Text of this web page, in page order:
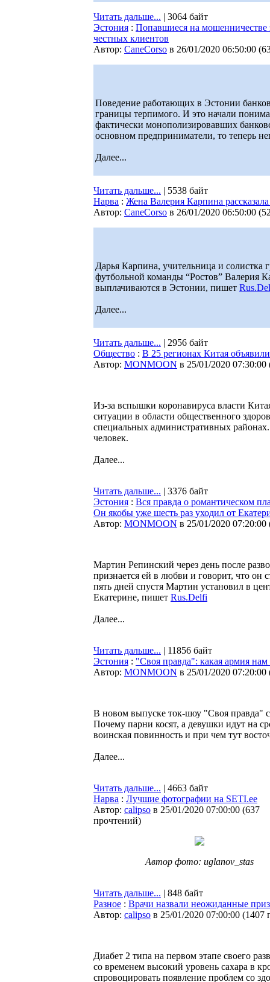
Читать дальше... | 3064 байт
Эстония : Попавшиеся на мошенничестве
честных клиентов
Автор: CaneCorso в 26/01/2020 06:50:00 (
Поведение работающих в Эстонии
границы терпимого. И это начали
фактически монополизировавших
основном предприниматели, то теперь
Далее...
Читать дальше... | 5538 байт
Нарва : Жена Валерия Карпина
Автор: CaneCorso в 26/01/2020 06:50:00 (
Дарья Карпина, учительница и солистка
футбольной команды “Ростов” Валерия
выплачиваются в Эстонии, пишет
Далее...
Читать дальше... | 2956 байт
Общество : В 25 регионах Китая
Автор: MONMOON в 25/01/2020 07:30:00
Из-за вспышки коронавируса власти
ситуации в области общественного
специальных административных
человек.
Далее...
Читать дальше... | 3376 байт
Эстония : Вся правда о романтическом
Он якобы уже шесть раз уходил от
Автор: MONMOON в 25/01/2020 07:20:00
Мартин Репинский через день после
признается ей в любви и говорит, что
пять дней спустя Мартин установил в
Екатерине, пишет Rus.Delfi
Далее...
Читать дальше... | 11856 байт
Эстония : "Своя правда": какая армия нам
Автор: MONMOON в 25/01/2020 07:20:00
В новом выпуске ток-шоу "Своя правда"
Почему парни косят, а девушки идут на
воинская повинность и при чем тут
Далее...
Читать дальше... | 4663 байт
Нарва : Лучшие фотографии на SETI.ee
Автор: calipso в 25/01/2020 07:00:00 (637
прочтений)
Автор фото: uglanov_stas
Читать дальше... | 848 байт
Разное : Врачи назвали неожиданные
Автор: calipso в 25/01/2020 07:00:00 (1407
Диабет 2 типа на первом этапе своего
со временем высокий уровень сахара в
спровоцировать появление проблем со